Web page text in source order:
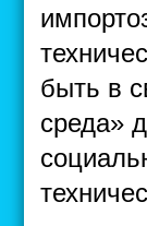
быть в
среда»